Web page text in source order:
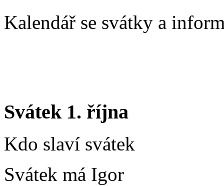
Kalendář se svátky a
Svátek 1. října
Kdo slaví svátek
Svátek má Igor